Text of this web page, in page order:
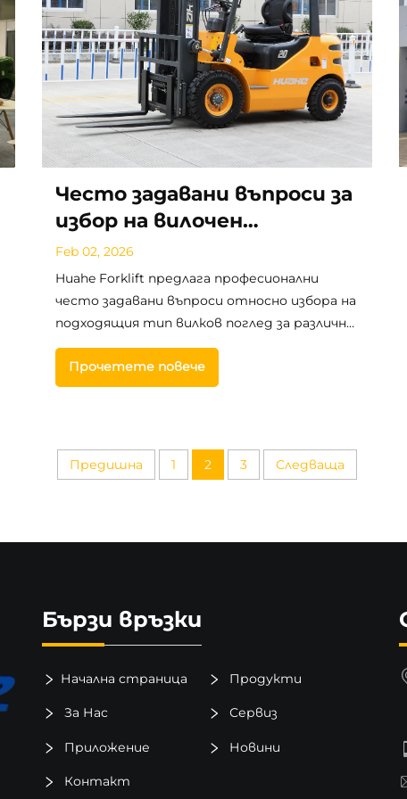
Често задавани въпроси за
избор на вилочен
товароподемник
Feb 02, 2026
Huahe Forklift предлага професионални
често задавани въпроси относно избора на
подходящия тип вилков поглед за различни
експлоатационни сценарии, като насочва
нуждите от материално осигуряване в
промишлеността и логистиката както в
Прочетете повече
Предишна 1 2 3 Следваща
Бързи връзки
Начална страница Продукти
За Нас Сервиз
Приложение Новини
Контакт